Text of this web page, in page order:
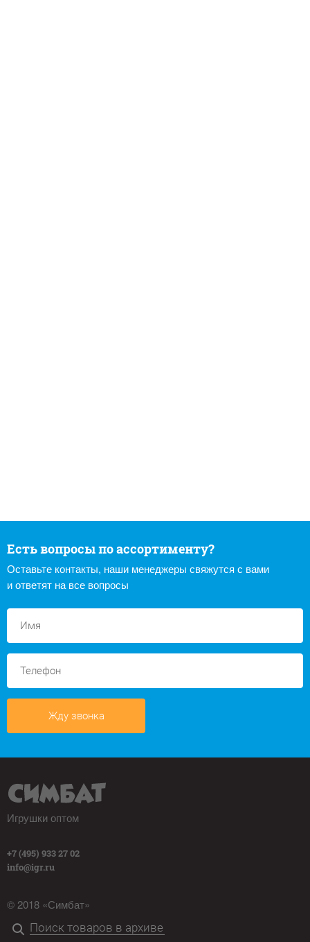
Есть вопросы по ассортименту?
Оставьте контакты, наши менеджеры свяжутся с вами
и ответят на все вопросы
Жду звонка
Игрушки оптом
+7 (495) 933 27 02
info@igr.ru
© 2018 «Симбат»